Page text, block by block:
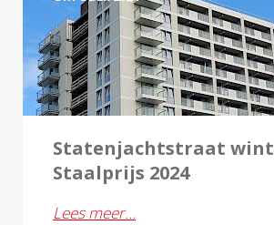
Statenjachtstraat wint
Staalprijs 2024
Lees meer…